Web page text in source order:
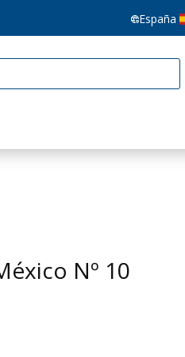
España
Nº 10